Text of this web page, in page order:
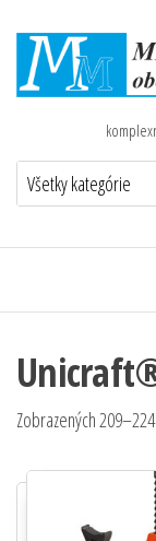
Zobrazených